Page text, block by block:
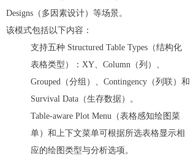
Designs（多因素设计）等场景。
该模式包括以下内容：
支持五种 Structured Table Types（结构化
表格类型）：XY、Column（列）、
Grouped（分组）、Contingency（列联）和
Survival Data（生存数据）。
Table-aware Plot Menu（表格感知绘图菜
单）和上下文菜单可根据所选表格显示相
应的绘图类型与分析选项。